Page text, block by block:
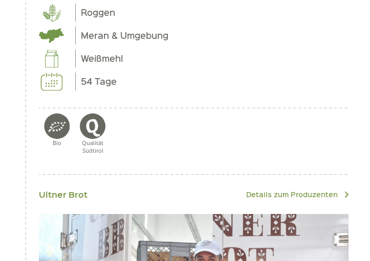
Roggen
Meran & Umgebung
Weißmehl
54 Tage
Bio
Qualität
Südtirol
Ultner Brot Details zum Produzenten